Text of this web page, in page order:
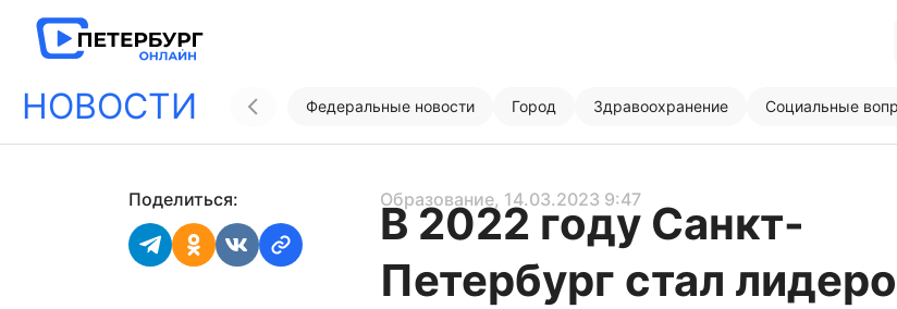
НОВОСТИ Федеральные новости Город Здравоохранение Социальные
Поделиться: Образование, 14.03.2023 9:47
В 2022 году Санкт-
Петербург стал